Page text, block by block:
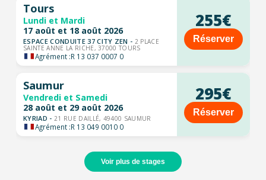
Tours
Lundi et Mardi
17 août et 18 août 2026
ESPACE CONDUITE 37 CITY ZEN - 2 PLACE
SAINTE ANNE LA RICHE, 37000 TOURS
Agrément :R 13 037 0007 0
255€
Réserver
Saumur
Vendredi et Samedi
28 août et 29 août 2026
KYRIAD - 21 RUE DAILLÉ, 49400 SAUMUR
Agrément :R 13 049 0010 0
295€
Réserver
Voir plus de stages